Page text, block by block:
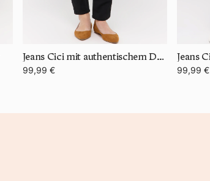
Jeans Cici mit authentischem Denim
99,99 € 99,99 €